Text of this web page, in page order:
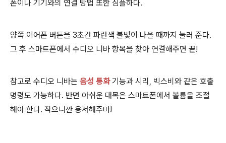
폰이나 기기와의 연결 방법 또한 심플하다.
양쪽 이어폰 버튼을 3초간 파란색 불빛이 나올 때까지 눌러 준다.
그 후 스마트폰에서 수디오 니바 항목을 찾아 연결해주면 끝!
참고로 수디오 니바는 음성 통화기능과 시리, 빅스비와 같은 호출
명령도 가능하다. 반면 아쉬운 대목은 스마트폰에서 볼륨을 조절
해야 한다. 작으니깐 용서해주마!